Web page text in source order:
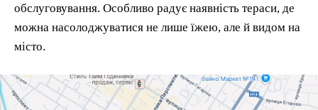
обслуговування. Особливо радує наявність тераси, де
можна насолоджуватися не лише їжею, але й видом на
місто.